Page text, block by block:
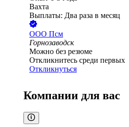
Вахта
Выплаты: Два раза в месяц
ООО Псм
Горнозаводск
Можно без резюме
Откликнитесь среди первых
Откликнуться
Компании для вас